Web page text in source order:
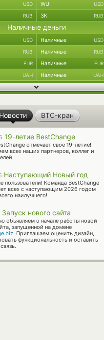
USD WU USD
RUB ЗК RUB
Наличные деньги
USD Наличные USD
RUB Наличные RUB
EUR Наличные EUR
UAH Наличные UAH
BTC-кран
19-летие BestChange
отмечает свое 19-летие!
всех наших партнеров, коллег и
Наступающий Новый год
пользователи! Команда BestChange
всех с наступающим 2026 годом
наилучшего!
Запуск нового сайта
объявляем о начале работы новой
запущенной на домене
. Приглашаем оценить дизайн,
функциональность и оставить